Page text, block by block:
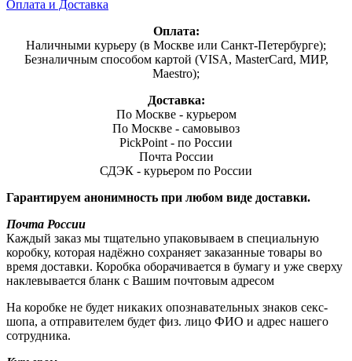
Оплата и Доставка
Оплата:
Наличными курьеру (в Москве или Санкт-Петербурге);
Безналичным способом картой (VISA, MasterCard, МИР,
Maestro);
Доставка:
По Москве - курьером
По Москве - самовывоз
PickPoint - по России
Почта России
СДЭК - курьером по России
Гарантируем анонимность при любом виде доставки.
Почта России
Каждый заказ мы тщательно упаковываем в специальную
коробку, которая надёжно сохраняет заказанные товары во
время доставки. Коробка оборачивается в бумагу и уже сверху
наклевывается бланк с Вашим почтовым адресом
На коробке не будет никаких опознавательных знаков секс-
шопа, а отправителем будет физ. лицо ФИО и адрес нашего
сотрудника.